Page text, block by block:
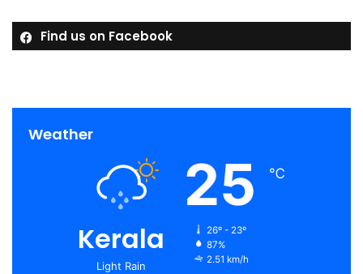
Find us on Facebook
Weather
Kerala
Light Rain
25 ℃
26º - 23º
87%
2.51 km/h